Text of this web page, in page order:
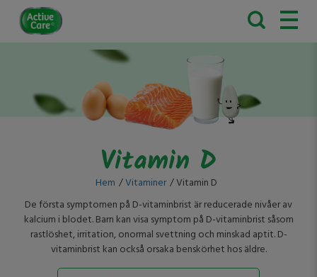
Active
Care
Vitamin D
Hem Vitaminer
Vitamin D
De första symptomen på D-vitaminbrist är reducerade nivåer av
kalcium i blodet. Barn kan visa symptom på D-vitaminbrist såsom
rastlöshet, irritation, onormal svettning och minskad aptit. D-
vitaminbrist kan också orsaka benskörhet hos äldre.